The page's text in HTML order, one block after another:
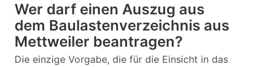
Wer darf einen Auszug aus
dem Baulastenverzeichnis aus
Mettweiler beantragen?
Die einzige Vorgabe, die für die Einsicht in das